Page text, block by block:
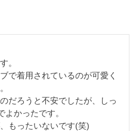
。
で着用されているのが可愛く
だろうと不安でしたが、しっ
かったです。
もったいないです(笑)